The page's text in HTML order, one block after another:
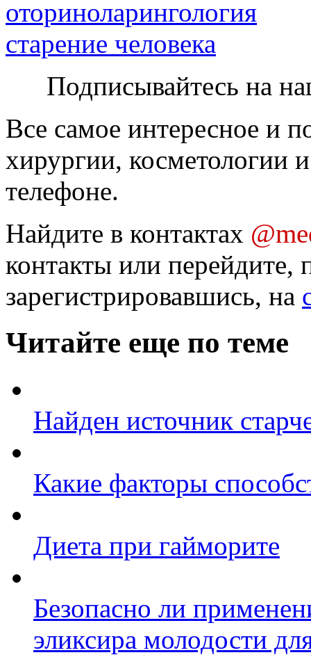
оториноларингология
старение человека
Подписывайтесь на
Все самое интересное и
хирургии, косметологии
телефоне.
Найдите в контактах
контакты или перейдите,
зарегистрировавшись, на
Читайте еще по теме
Найден источник
Какие факторы
Диета при гайморите
Безопасно ли
эликсира молодости